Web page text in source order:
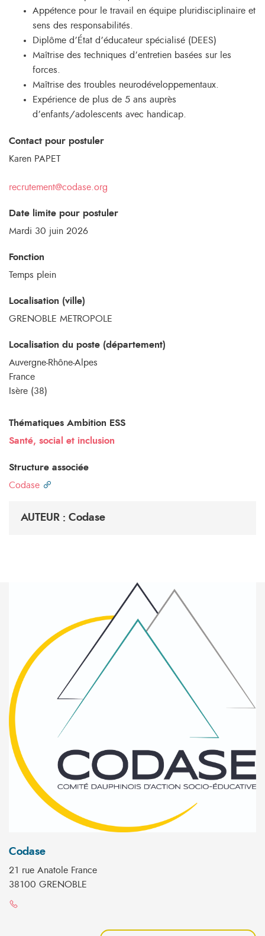
Appétence pour le travail en équipe pluridisciplinaire et
sens des responsabilités.
Diplôme d’État d’éducateur spécialisé (DEES)
Maîtrise des techniques d’entretien basées sur les
forces.
Maîtrise des troubles neurodéveloppementaux.
Expérience de plus de 5 ans auprès
d’enfants/adolescents avec handicap.
Contact pour postuler
Karen PAPET
recrutement@codase.org
Date limite pour postuler
Mardi 30 juin 2026
Fonction
Temps plein
Localisation (ville)
GRENOBLE METROPOLE
Localisation du poste (département)
Auvergne-Rhône-Alpes
France
Isère (38)
Thématiques Ambition ESS
Santé, social et inclusion
Structure associée
Codase
AUTEUR : Codase
Codase
21 rue Anatole France
38100 GRENOBLE